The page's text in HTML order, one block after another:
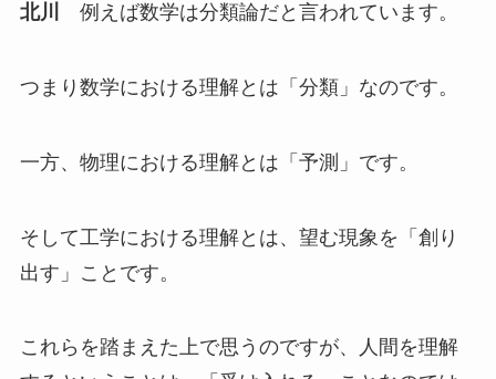
北川 例えば数学は分類論だと言われています。
つまり数学における理解とは「分類」なのです。
一方、物理における理解とは「予測」です。
そして工学における理解とは、望む現象を「創り
出す」ことです。
これらを踏まえた上で思うのですが、人間を理解